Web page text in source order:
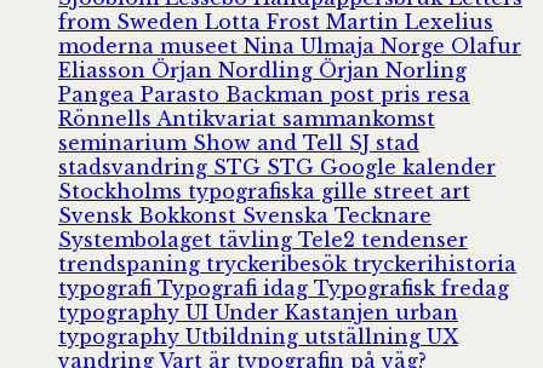
from Sweden Lotta Frost Martin Lexelius
moderna museet Nina Ulmaja Norge Olafur
Eliasson Örjan Nordling Örjan Norling
Pangea Parasto Backman post pris resa
Rönnells Antikvariat sammankomst
seminarium Show and Tell SJ stad
stadsvandring STG STG Google kalender
Stockholms typografiska gille street art
Svensk Bokkonst Svenska Tecknare
Systembolaget tävling Tele2 tendenser
trendspaning tryckeribesök tryckerihistoria
typografi Typografi idag Typografisk fredag
typography UI Under Kastanjen urban
typography Utbildning utställning UX
vandring Vart är typografin på väg?